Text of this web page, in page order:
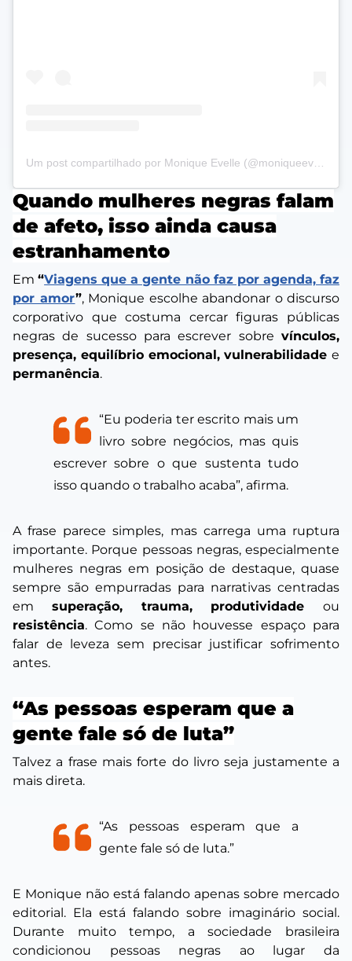
Um post compartilhado por Monique Evelle (@moniqueevelle)
Quando mulheres negras falam
de afeto, isso ainda causa
estranhamento
Em“Viagens que a gente não faz por agenda, faz
por amor”, Monique escolhe abandonar o discurso
corporativo que costuma cercar figuras públicas
negras de sucesso para escrever sobre vínculos,
presença, equilíbrio emocional, vulnerabilidade e
permanência.
“Eu poderia ter escrito mais um
livro sobre negócios, mas quis
escrever sobre o que sustenta tudo
isso quando o trabalho acaba”, afirma.
A frase parece simples, mas carrega uma ruptura
importante. Porque pessoas negras, especialmente
mulheres negras em posição de destaque, quase
sempre são empurradas para narrativas centradas
em superação, trauma, produtividade ou
resistência. Como se não houvesse espaço para
falar de leveza sem precisar justificar sofrimento
antes.
“As pessoas esperam que a
gente fale só de luta”
Talvez a frase mais forte do livro seja justamente a
mais direta.
“As pessoas esperam que a
gente fale só de luta.”
E Monique não está falando apenas sobre mercado
editorial. Ela está falando sobre imaginário social.
Durante muito tempo, a sociedade brasileira
condicionou pessoas negras ao lugar da